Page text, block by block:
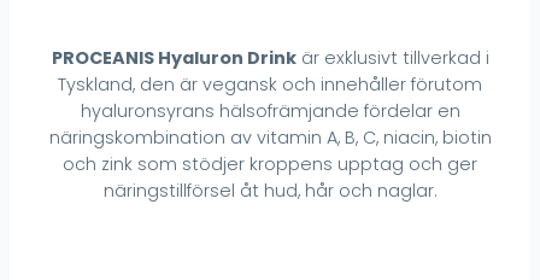
PROCEANIS Hyaluron Drinkär exklusivt tillverkad i
Tyskland, den är vegansk och innehåller förutom
hyaluronsyrans hälsofrämjande fördelar en
näringskombination av vitamin A, B, C, niacin, biotin
och zink som stödjer kroppens upptag och ger
näringstillförsel åt hud, hår och naglar.